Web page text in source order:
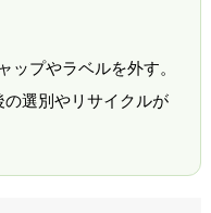
ップやラベルを外す。
選別やリサイクルが